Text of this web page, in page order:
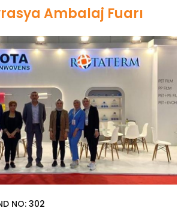
Ambalaj Fuarı
NO: 302